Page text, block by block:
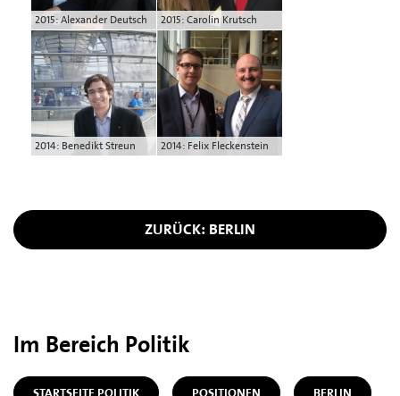
2015: Alexander Deutsch 2015: Carolin Krutsch
2014: Benedikt Streun 2014: Felix Fleckenstein
ZURÜCK: BERLIN
Im Bereich Politik
STARTSEITE POLITIK POSITIONEN BERLIN